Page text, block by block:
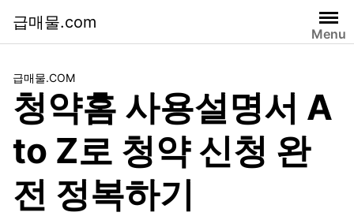
급매물.com
Menu
급매물.COM
청약홈 사용설명서 A
to Z로 청약 신청 완
전 정복하기